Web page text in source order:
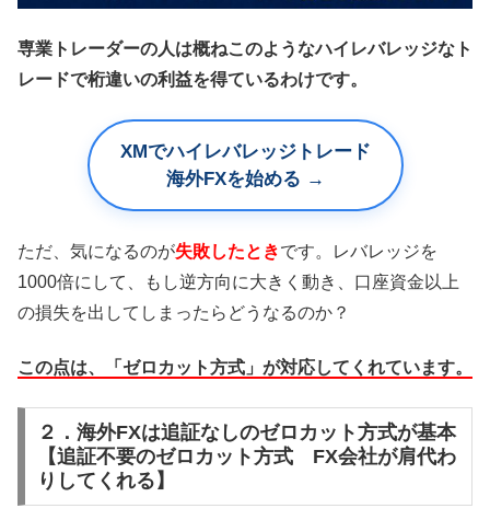
専業トレーダーの人は概ねこのようなハイレバレッジなト
レードで桁違いの利益を得ているわけです。
XMでハイレバレッジトレード
海外FXを始める →
ただ、気になるのが失敗したときです。レバレッジを
1000倍にして、もし逆方向に大きく動き、口座資金以上
の損失を出してしまったらどうなるのか？
この点は、「ゼロカット方式」が対応してくれています。
２．海外FXは追証なしのゼロカット方式が基本
【追証不要のゼロカット方式 FX会社が肩代わ
りしてくれる】